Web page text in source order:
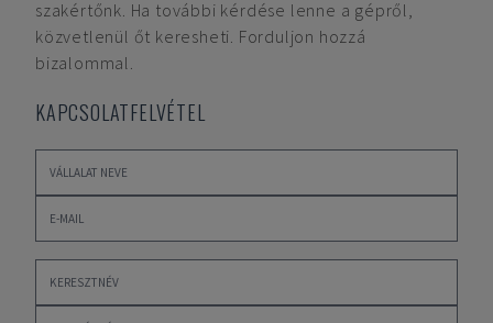
szakértőnk. Ha további kérdése lenne a gépről,
közvetlenül őt keresheti. Forduljon hozzá
bizalommal.
KAPCSOLATFELVÉTEL